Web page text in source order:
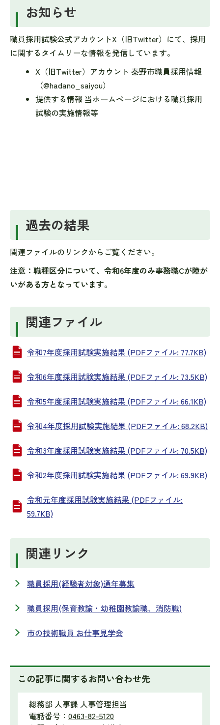
お知らせ
職員採用試験公式アカウントX（旧Twitter）にて、採用
に関するタイムリーな情報を発信しています。
X（旧Twitter）アカウント 秦野市職員採用情報
（@hadano_saiyou）
提供する情報 当ホームページにおける職員採用
試験の実施情報等
過去の結果
関連ファイルのリンクからご覧ください。
注意：職種区分について、令和6年度のみ事務職Cが障が
いがある方となっています。
関連ファイル
令和7年度採用試験実施結果 (PDFファイル: 77.7KB)
令和6年度採用試験実施結果 (PDFファイル: 73.5KB)
令和5年度採用試験実施結果 (PDFファイル: 66.1KB)
令和4年度採用試験実施結果 (PDFファイル: 68.2KB)
令和3年度採用試験実施結果 (PDFファイル: 70.5KB)
令和2年度採用試験実施結果 (PDFファイル: 69.9KB)
令和元年度採用試験実施結果 (PDFファイル:
59.7KB)
関連リンク
職員採用(経験者対象)通年募集
職員採用(保育教諭・幼稚園教諭職、消防職)
市の技術職員 お仕事見学会
この記事に関するお問い合わせ先
総務部 人事課 人事管理担当
電話番号： 0463-82-5120